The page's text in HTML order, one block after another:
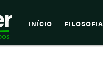
INÍCIO FILOSOFIA